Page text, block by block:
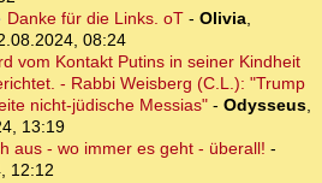
Danke für die Links. oT- Olivia,
08:24
vom Kontakt Putins in seiner Kindheit
- Rabbi Weisberg (C.L.): "Trump
nicht-jüdische Messias" - Odysseus,
13:19
aus - wo immer es geht - überall! -
12:12